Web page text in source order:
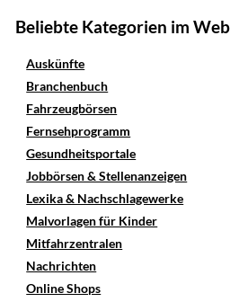
Beliebte Kategorien im
Auskünfte
Branchenbuch
Fahrzeugbörsen
Fernsehprogramm
Gesundheitsportale
Jobbörsen & Stellenanzeigen
Lexika & Nachschlagewerke
Malvorlagen für Kinder
Mitfahrzentralen
Nachrichten
Online Shops